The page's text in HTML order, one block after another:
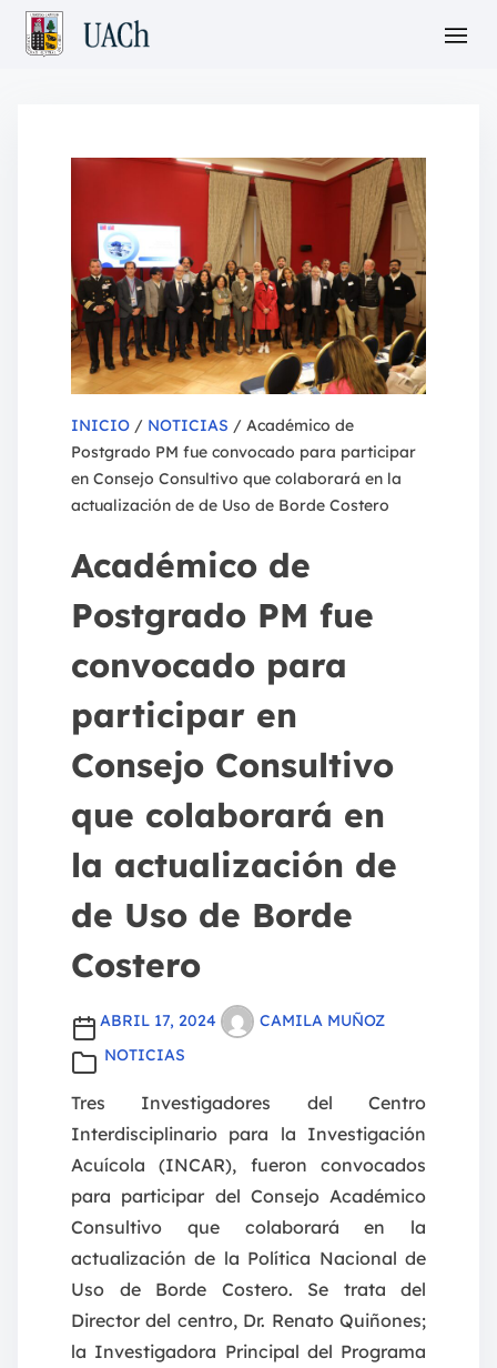
INICIO / NOTICIAS / Académico de
Postgrado PM fue convocado para participar
en Consejo Consultivo que colaborará en la
actualización de de Uso de Borde Costero
Académico de
Postgrado PM fue
convocado para
participar en
Consejo Consultivo
que colaborará en
la actualización de
de Uso de Borde
Costero
ABRIL 17, 2024
CAMILA MUÑOZ
NOTICIAS
Tres Investigadores del Centro
Interdisciplinario para la Investigación
Acuícola (INCAR), fueron convocados
para participar del Consejo Académico
Consultivo que colaborará en la
actualización de la Política Nacional de
Uso de Borde Costero. Se trata del
Director del centro, Dr. Renato Quiñones;
la Investigadora Principal del Programa